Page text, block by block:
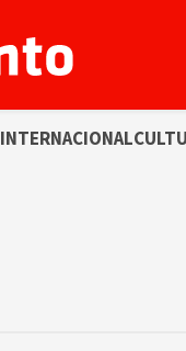
INTERNACIONAL